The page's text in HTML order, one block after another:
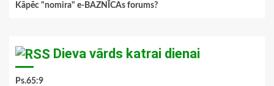
Kāpēc "nomira" e-BAZNĪCAs forums?
Dieva vārds katrai dienai
Ps.65:9